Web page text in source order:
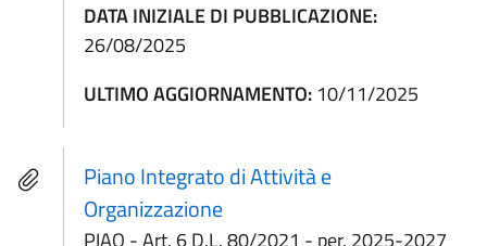
DATA INIZIALE DI PUBBLICAZIONE:
26/08/2025
ULTIMO AGGIORNAMENTO: 10/11/2025
Piano Integrato di Attività e
Organizzazione